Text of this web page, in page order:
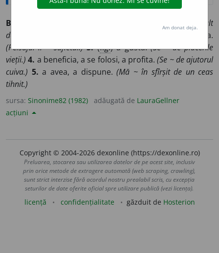
BUCUR
(S-a ~ mult
de vestea aflată.)
a desfăta, a încînta, a mîngîia.
(Peisajul îi ~ sufletul.) 3.(fig.) a gusta.(Se ~ de plăcerile
vieții.) 4. a beneficia, a se folosi, a profita.(Se ~ de ajutorul
cuiva.) 5. a avea, a dispune. (Mă ~ în sfîrșit de un ceas
tihnit.)
sursa: Sinonime82 (1982) adăugată de LauraGellner
acțiuni
Copyright © 2004-2026 dexonline (https://dexonline.ro)
Preluarea, stocarea sau utilizarea datelor de pe acest site, inclusiv
prin orice metode de extragere automată (web scraping, crawling),
sunt strict interzise fără acordul nostru prealabil scris, cu excepția
seturilor de date oferite oficial spre utilizare publică (vezi licența).
licență confidențialitate găzduit de Hosterion
Am donat deja.